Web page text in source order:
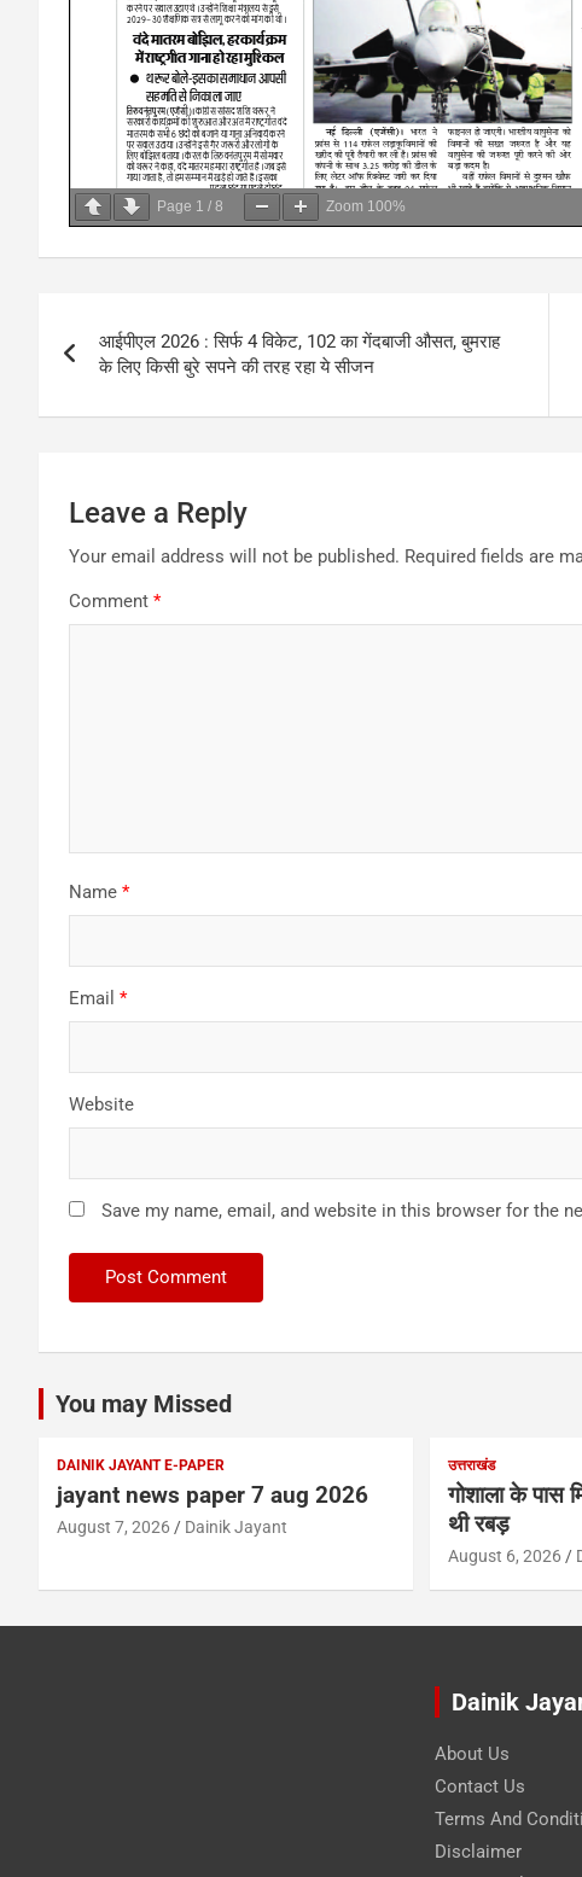
Page 1 / 8 Zoom 100%
navigation
आईपीएल 2026 : सिर्फ 4 विकेट, 102 का गेंदबाजी औसत, बुमराह
के लिए किसी बुरे सपने की तरह रहा ये सीजन
Leave a Reply
Your email address will not be published. Required fields are
Comment *
Name *
Email *
Website
Save my name, email, and website in this browser for the
You may Missed
DAINIK JAYANT E-PAPER
jayant news paper 7 aug 2026
August 7, 2026 Dainik Jayant
उत्तराखंड
गोशाला के पास
थी रबड़
August 6, 2026
Dainik
About Us
Contact Us
Terms And
Disclaimer